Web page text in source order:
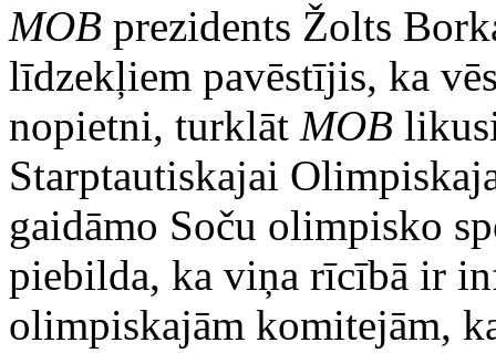
MOB prezidents Žolts
līdzekļiem pavēstījis, ka
nopietni, turklāt MOB
Starptautiskajai
gaidāmo Soču olimpisko
piebilda, ka viņa rīcībā ir
olimpiskajām komitejām,